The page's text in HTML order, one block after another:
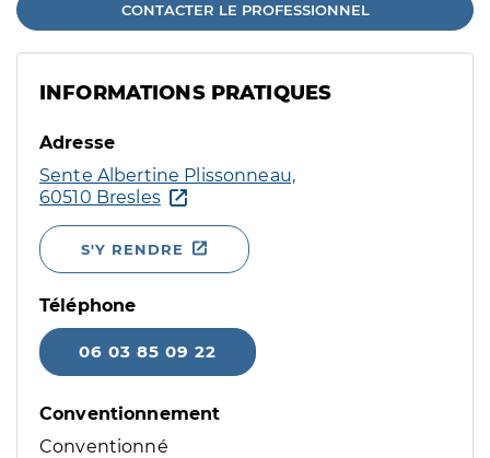
CONTACTER LE PROFESSIONNEL
INFORMATIONS PRATIQUES
Adresse
Sente Albertine Plissonneau,
60510 Bresles
S'Y RENDRE
Téléphone
06 03 85 09 22
Conventionnement
Conventionné